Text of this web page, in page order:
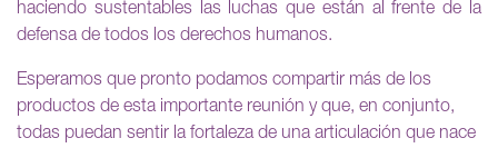
haciendo sustentables las luchas que están al frente de la
defensa de todos los derechos humanos.
Esperamos que pronto podamos compartir más de los
productos de esta importante reunión y que, en conjunto,
todas puedan sentir la fortaleza de una articulación que nace